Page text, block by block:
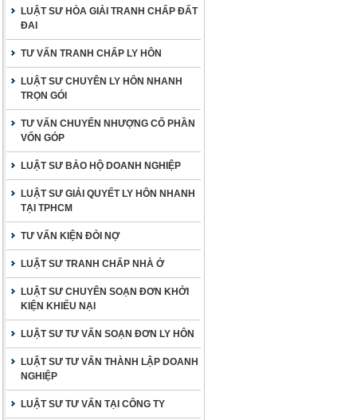
LUẬT SƯ HÒA GIẢI TRANH CHẤP ĐẤT
ĐAI
TƯ VẤN TRANH CHẤP LY HÔN
LUẬT SƯ CHUYÊN LY HÔN NHANH
TRỌN GÓI
TƯ VẤN CHUYỂN NHƯỢNG CỔ PHẦN
VỐN GÓP
LUẬT SƯ BẢO HỘ DOANH NGHIỆP
LUẬT SƯ GIẢI QUYẾT LY HÔN NHANH
TẠI TPHCM
TƯ VẤN KIỆN ĐÒI NỢ
LUẬT SƯ TRANH CHẤP NHÀ Ở
LUẬT SƯ CHUYÊN SOẠN ĐƠN KHỞI
KIỆN KHIẾU NẠI
LUẬT SƯ TƯ VẤN SOẠN ĐƠN LY HÔN
LUẬT SƯ TƯ VẤN THÀNH LẬP DOANH
NGHIỆP
LUẬT SƯ TƯ VẤN TẠI CÔNG TY